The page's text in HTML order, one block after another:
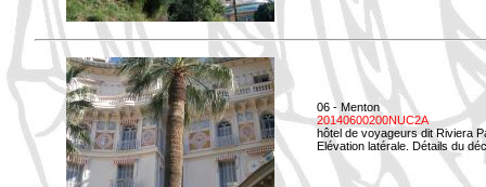
06 - Menton
20140600200NUC2A
hôtel de voyageurs dit Riviera
Elévation latérale. Détails du